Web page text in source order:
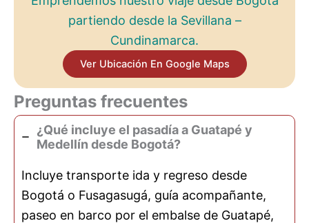
partiendo desde la Sevillana –
Cundinamarca.
Ver Ubicación En Google Maps
Preguntas frecuentes
¿Qué incluye el pasadía a Guatapé y
Medellín desde Bogotá?
Incluye transporte ida y regreso desde
Bogotá o Fusagasugá, guía acompañante,
paseo en barco por el embalse de Guatapé,